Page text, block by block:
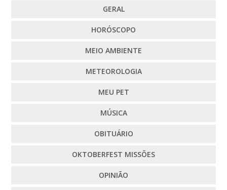
GERAL
HORÓSCOPO
MEIO AMBIENTE
METEOROLOGIA
MEU PET
MÚSICA
OBITUÁRIO
OKTOBERFEST MISSÕES
OPINIÃO